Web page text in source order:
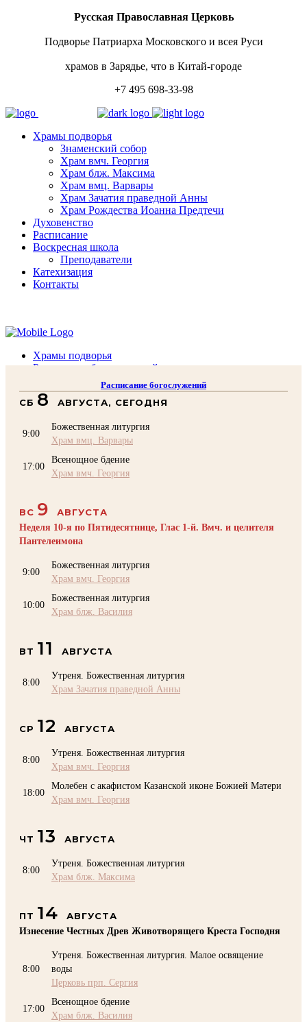
Русская Православная Церковь
Подворье Патриарха Московского и всея Руси
храмов в Зарядье, что в Китай-городе
+7 495 698-33-98
Храмы подворья
Знаменский собор
Храм вмч. Георгия
Храм блж. Максима
Храм вмц. Варвары
Храм Зачатия праведной Анны
Храм Рождества Иоанна Предтечи
Духовенство
Расписание
Воскресная школа
Преподаватели
Катехизация
Контакты
Храмы подворья
Расписание богослужений
Воскресная школа
Преподаватели Воскресной школы
КОНТАКТЫ
Помочь Подворью
Расписание богослужений
СБ 8 АВГУСТА, СЕГОДНЯ
9:00
Божественная литургия
Храм вмц. Варвары
17:00
Всенощное бдение
Храм вмч. Георгия
ВС 9
АВГУСТА
Неделя 10-я по Пятидесятнице, Глас 1-й. Вмч. и целителя
Пантелеимона
9:00
Божественная литургия
Храм вмч. Георгия
10:00
Божественная литургия
Храм блж. Василия
ВТ 11 АВГУСТА
8:00
Утреня. Божественная литургия
Храм Зачатия праведной Анны
СР 12 АВГУСТА
8:00
Утреня. Божественная литургия
Храм вмч. Георгия
18:00
Молебен с акафистом Казанской иконе Божией Матери
Храм вмч. Георгия
ЧТ 13 АВГУСТА
8:00
Утреня. Божественная литургия
Храм блж. Максима
ПТ 14
АВГУСТА
Изнесение Честных Древ Животворящего Креста Господня
8:00
Утреня. Божественная литургия. Малое освящение
воды
Церковь прп. Сергия
17:00
Всенощное бдение
Храм блж. Василия